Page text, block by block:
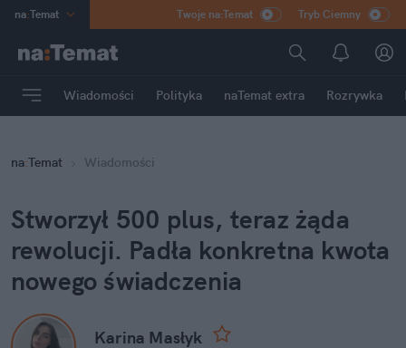
na:Temat
Poland
mama
Rozrywka
Twoje na:Temat Tryb Ciemny
Wiadomości Polityka naTemat extra Rozrywka
na:Temat Wiadomości
Stworzył 500 plus, teraz żąda
rewolucji. Padła konkretna kwota
nowego świadczenia
Karina Masłyk